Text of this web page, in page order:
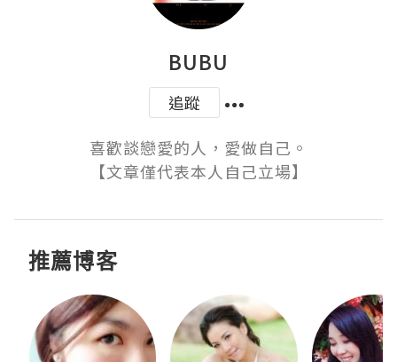
BUBU
追蹤
喜歡談戀愛的人，愛做自己。
【文章僅代表本人自己立場】
推薦博客